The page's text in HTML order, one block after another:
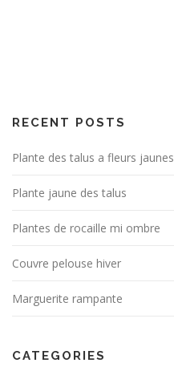
RECENT POSTS
Plante des talus a fleurs jaunes
Plante jaune des talus
Plantes de rocaille mi ombre
Couvre pelouse hiver
Marguerite rampante
CATEGORIES